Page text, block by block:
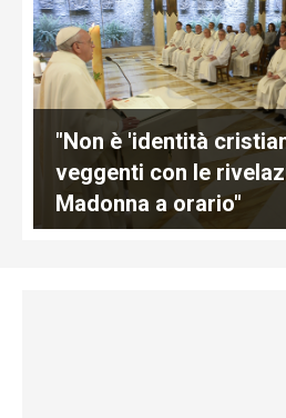
"Non è 'identità
veggenti con le
Madonna a orario"